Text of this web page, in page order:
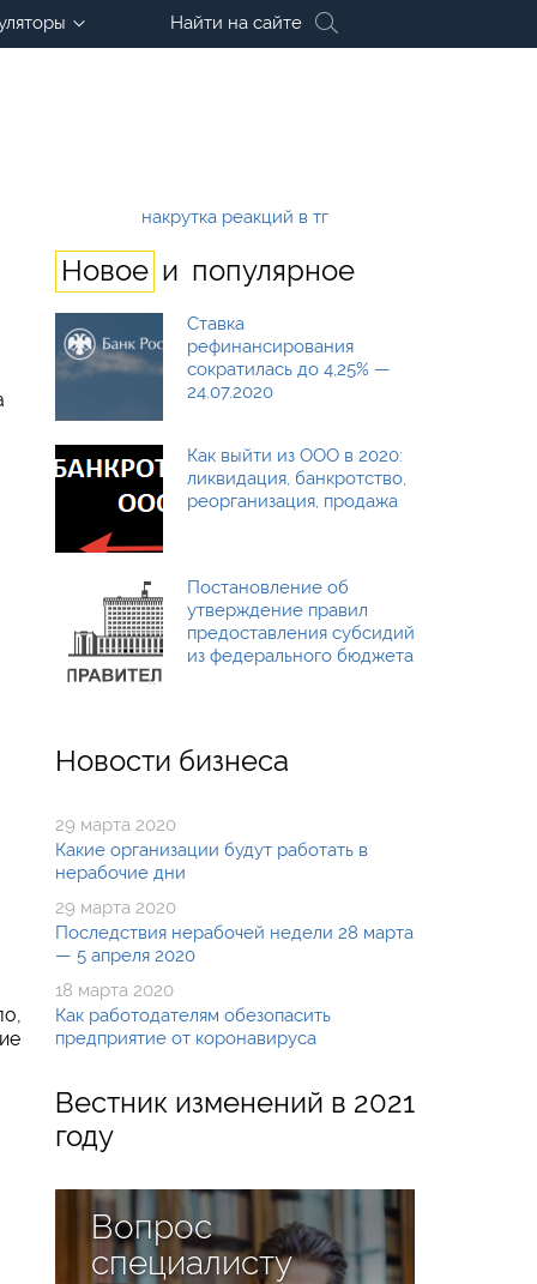
Найти на сайте
накрутка реакций в тг
Новое и популярное
Ставка
рефинансирования
сократилась до 4,25% —
24.07.2020
Как выйти из ООО в 2020:
ликвидация, банкротство,
реорганизация, продажа
Постановление об
утверждение правил
предоставления субсидий
из федерального бюджета
Новости бизнеса
29 марта 2020
Какие организации будут работать в
нерабочие дни
29 марта 2020
Последствия нерабочей недели 28 марта
— 5 апреля 2020
18 марта 2020
Как работодателям обезопасить
предприятие от коронавируса
Вестник изменений в 2021
году
Вопрос
специалисту